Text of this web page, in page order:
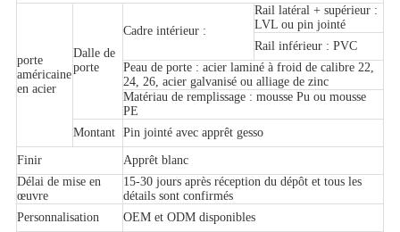
porte
américaine
en acier
Dalle de
porte
Cadre intérieur :
Rail latéral + supérieur :
LVL ou pin jointé
Rail inférieur : PVC
Peau de porte : acier laminé à froid de calibre 22,
24, 26, acier galvanisé ou alliage de zinc
Matériau de remplissage : mousse Pu ou mousse
PE
Montant
Pin jointé avec apprêt gesso
Finir
Apprêt blanc
Délai de mise en
œuvre
15-30 jours après réception du dépôt et tous les
détails sont confirmés
Personnalisation
OEM et ODM disponibles